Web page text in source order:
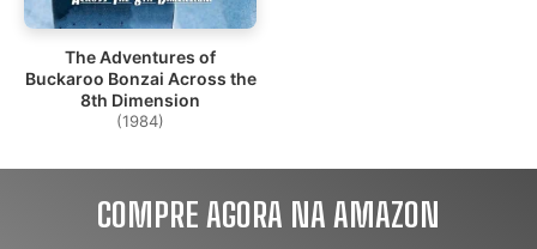
The Adventures of
Buckaroo Bonzai Across the
8th Dimension
(1984)
COMPRE AGORA NA AMAZON